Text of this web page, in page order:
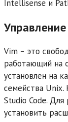
Intellisense и
Vim – это
работающий на
установлен на
семейства Unix.
Studio Code.
установить